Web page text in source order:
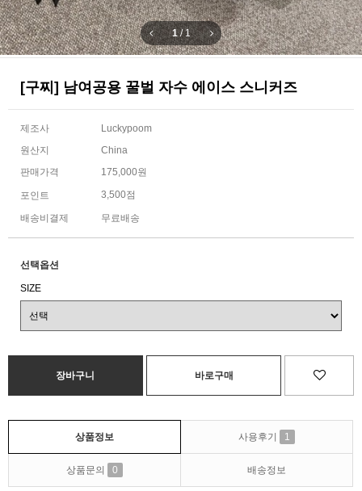
1/1
[구찌] 남여공용 꿀벌 자수 에이스 스니커즈
제조사
Luckypoom
원산지
China
판매가격
175,000원
포인트 3,500점
배송비결제 무료배송
선택옵션
SIZE
상품정보 사용후기 1
상품문의 0 배송정보